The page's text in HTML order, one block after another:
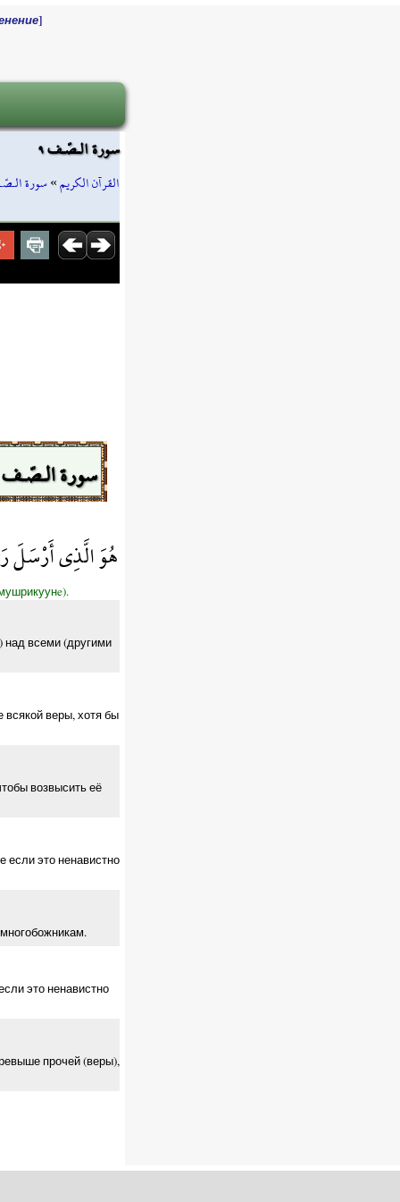
]
سورة الـصّـف ٩
القرآن الكريم»سورة
سورة الـصّـف
هُوَ الَّذِي أَرْسَلَ
над всеми (другими
веры, хотя бы
возвысить её
если это ненавистно
это ненавистно
прочей (веры),